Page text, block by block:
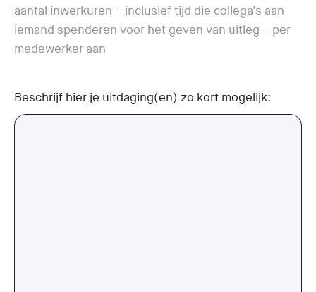
aantal inwerkuren – inclusief tijd die collega’s aan
iemand spenderen voor het geven van uitleg – per
medewerker aan
Beschrijf hier je uitdaging(en) zo kort mogelijk: